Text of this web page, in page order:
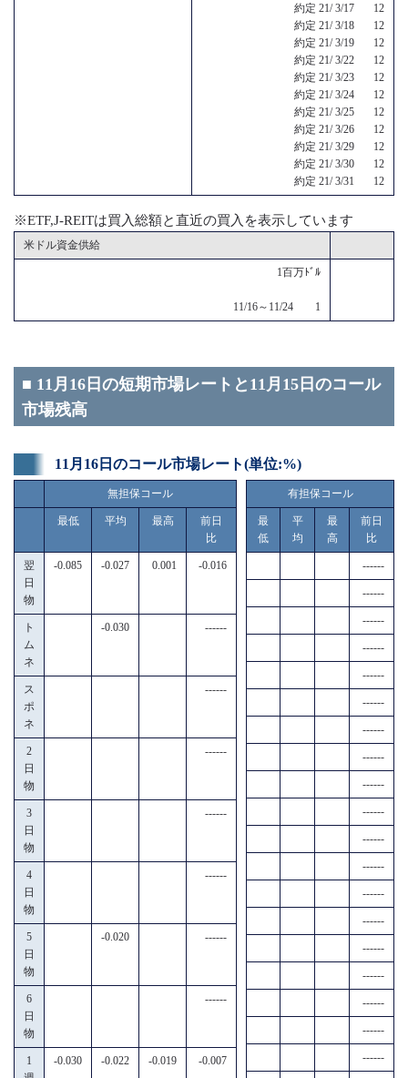
約定 21/ 3/17 12
約定 21/ 3/18 12
約定 21/ 3/19 12
約定 21/ 3/22 12
約定 21/ 3/23 12
約定 21/ 3/24 12
約定 21/ 3/25 12
約定 21/ 3/26 12
約定 21/ 3/29 12
約定 21/ 3/30 12
約定 21/ 3/31 12
※ETF,J-REITは買入総額と直近の買入を表示しています
米ドル資金供給
1百万ﾄﾞﾙ
11/16～11/24 1
■ 11月16日の短期市場レートと11月15日のコール
市場残高
11月16日のコール市場レート(単位:%)
無担保コール
最低 平均 最高
前日
比
翌
日
物
-0.085 -0.027 0.001 -0.016
ト
ム
ネ
-0.030 ------
ス
ポ
ネ
------
2
日
物
------
3
日
物
------
4
日
物
------
5
日
物
-0.020 ------
6
日
物
------
1
-0.030 -0.022 -0.019 -0.007
有担保コール
最
低
平
均
最
高
前日
比
------
------
------
------
------
------
------
------
------
------
------
------
------
------
------
------
------
------
------